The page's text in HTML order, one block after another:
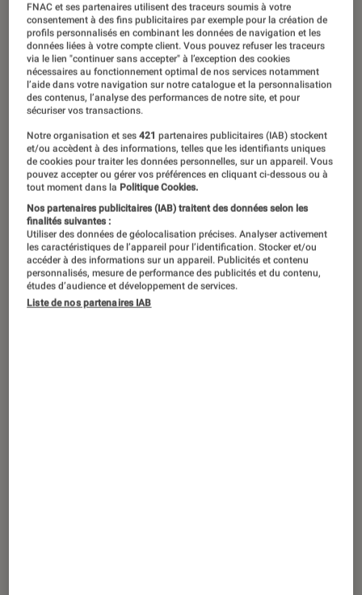
En studio avec Bashung: Un artiste en
toute intimité
ACTU
Livres / BD • 02 nov. 2022
FNAC et ses partenaires utilisent des traceurs soumis à votre
consentement à des fins publicitaires par exemple pour la création de
profils personnalisés en combinant les données de navigation et les
données liées à votre compte client. Vous pouvez refuser les traceurs
via le lien "continuer sans accepter" à l’exception des cookies
nécessaires au fonctionnement optimal de nos services notamment
l’aide dans votre navigation sur notre catalogue et la personnalisation
des contenus, l’analyse des performances de notre site, et pour
sécuriser vos transactions.
Notre organisation et ses421 partenaires publicitaires (IAB) stockent
et/ou accèdent à des informations, telles que les identifiants uniques
de cookies pour traiter les données personnelles, sur un appareil. Vous
pouvez accepter ou gérer vos préférences en cliquant ci-dessous ou à
tout moment dans la Politique Cookies.
Nos partenaires publicitaires (IAB) traitent des données selon les
finalités suivantes :
Utiliser des données de géolocalisation précises. Analyser activement
les caractéristiques de l’appareil pour l’identification. Stocker et/ou
accéder à des informations sur un appareil. Publicités et contenu
personnalisés, mesure de performance des publicités et du contenu,
études d’audience et développement de services.
Liste de nos partenaires IAB